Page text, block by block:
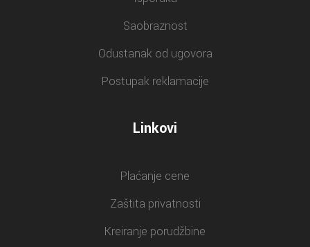
Saobraznost
Odustanak od ugovora
Postupak reklamacije
Linkovi
Plaćanje cene
Zaštita privatnosti
Kreiranje porudžbine